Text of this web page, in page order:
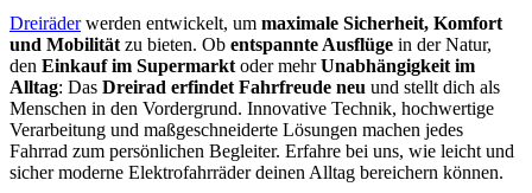
Dreiräder werden entwickelt, um maximale Sicherheit, Komfort
und Mobilität zu bieten. Ob entspannte Ausflüge in der Natur,
den Einkauf im Supermarkt oder mehrUnabhängigkeit im
Alltag: Das Dreirad erfindet Fahrfreude neu und stellt dich als
Menschen in den Vordergrund. Innovative Technik, hochwertige
Verarbeitung und maßgeschneiderte Lösungen machen jedes
Fahrrad zum persönlichen Begleiter. Erfahre bei uns, wie leicht und
sicher moderne Elektrofahrräder deinen Alltag bereichern können.